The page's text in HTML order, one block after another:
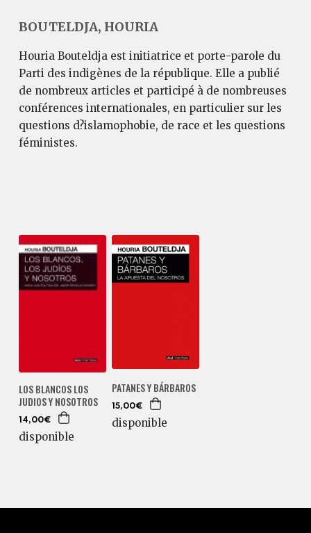
BOUTELDJA, HOURIA
Houria Bouteldja est initiatrice et porte-parole du
Parti des indigènes de la république. Elle a publié
de nombreux articles et participé à de nombreuses
conférences internationales, en particulier sur les
questions d?islamophobie, de race et les questions
féministes.
LOS BLANCOS LOS
JUDIOS Y NOSOTROS
14,00€
disponible
PATANES Y BÁRBAROS
15,00€
disponible